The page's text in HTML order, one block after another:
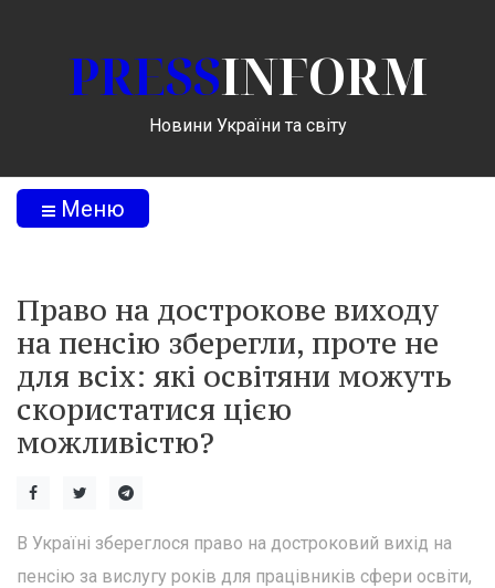
PRESSINFORM
Новини України та світу
Меню
Право на дострокове виходу
на пенсію зберегли, проте не
для всіх: які освітяни можуть
скористатися цією
можливістю?
В Україні збереглося право на достроковий вихід на
пенсію за вислугу років для працівників сфери освіти,